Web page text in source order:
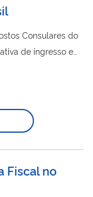
Consulares do
de ingresso e
desde que
vigente. Para
apresentar o
de pagamento dos
Fiscal no